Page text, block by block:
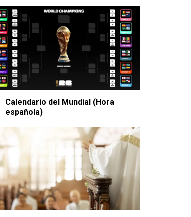
Calendario del Mundial (Hora
española)